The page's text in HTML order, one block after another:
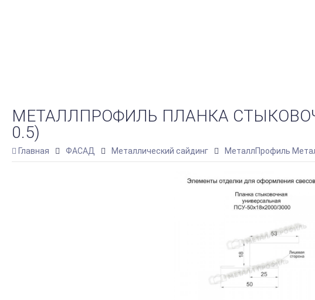
МЕТАЛЛПРОФИЛЬ ПЛАНКА
0.5)
Главная ФАСАД Металлический сайдинг МеталлПрофиль